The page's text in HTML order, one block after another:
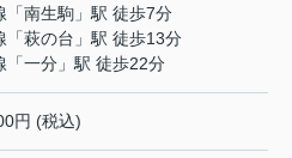
「南生駒 」駅 徒歩7分
「萩の台 」駅 徒歩13分
「一分 」駅 徒歩22分
円 (税込)